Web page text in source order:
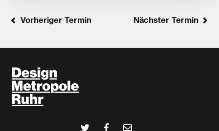
Vorheriger Termin Nächster Termin